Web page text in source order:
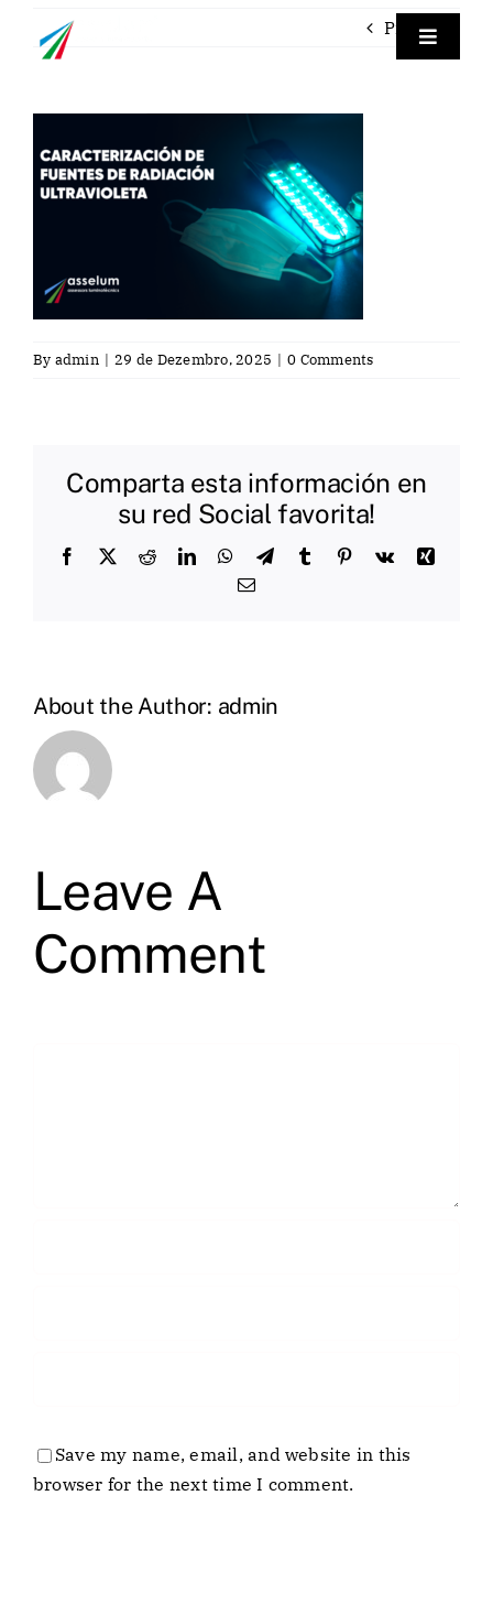
Toggle
Previous
By admin | 29 de Dezembro, 2025 | 0 Comments
Comparta esta información en
su red Social favorita!
Facebook
X RedditLinkedInWhatsApp
TelegramTumblr Pinterest
Vk
Xing
Email
About the Author: admin
Leave A
Comment
Save my name, email, and website in this
browser for the next time I comment.